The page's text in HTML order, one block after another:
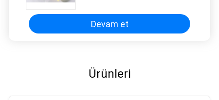
Devam et
Ürünleri